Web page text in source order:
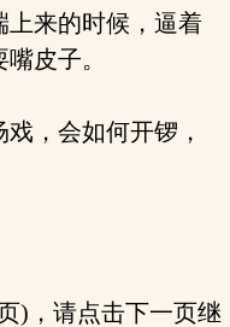
来的时候，逼着
皮子。
，会如何开锣，
)，请点击下一页继